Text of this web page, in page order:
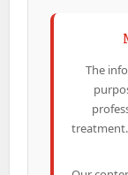
The